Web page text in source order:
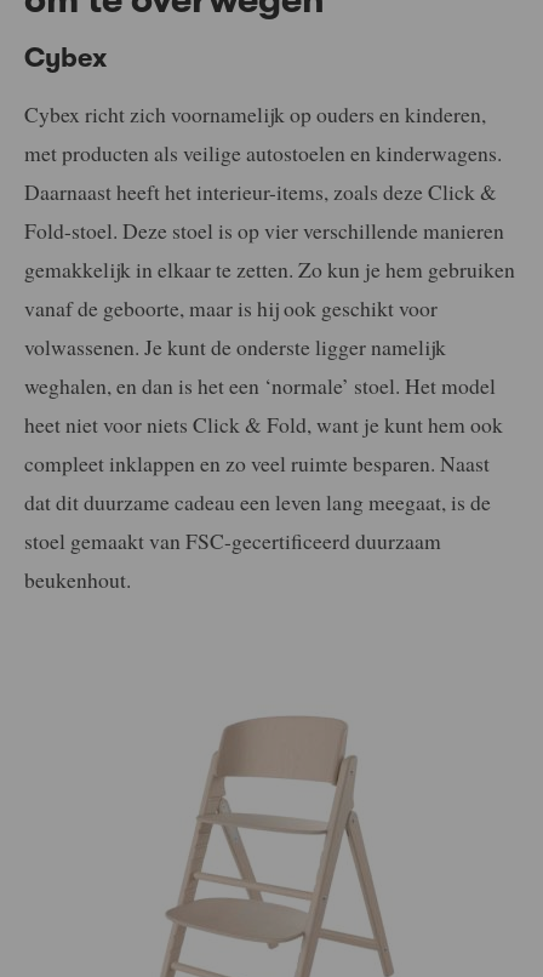
Cybex
Cybex richt zich voornamelijk op ouders en kinderen,
met producten als veilige autostoelen en kinderwagens.
Daarnaast heeft het interieur-items, zoals deze Click &
Fold-stoel. Deze stoel is op vier verschillende manieren
gemakkelijk in elkaar te zetten. Zo kun je hem gebruiken
vanaf de geboorte, maar is hij ook geschikt voor
volwassenen. Je kunt de onderste ligger namelijk
weghalen, en dan is het een ‘normale’ stoel. Het model
heet niet voor niets Click & Fold, want je kunt hem ook
compleet inklappen en zo veel ruimte besparen. Naast
dat dit duurzame cadeau een leven lang meegaat, is de
stoel gemaakt van FSC-gecertificeerd duurzaam
beukenhout.